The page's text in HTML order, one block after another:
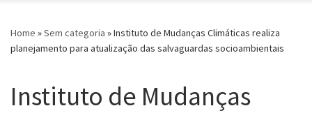
Home »Sem categoria »Instituto de Mudanças Climáticas realiza
planejamento para atualização das salvaguardas socioambientais
Instituto de Mudanças